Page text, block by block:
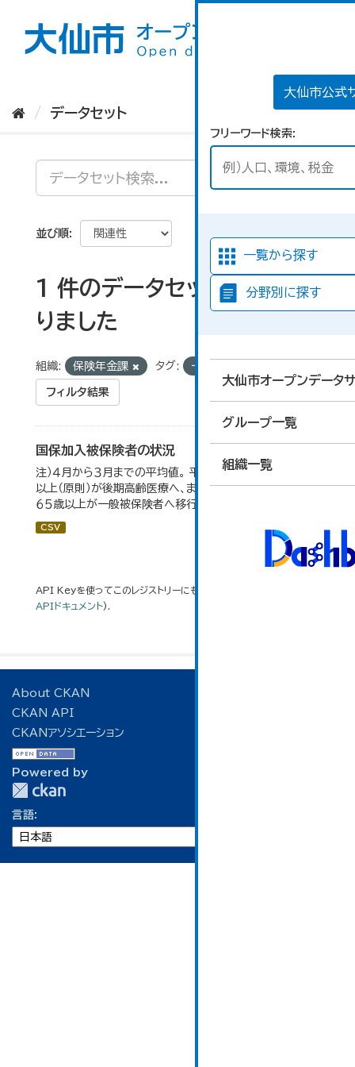
大仙市公式
フリーワード検索
一覧から探す
分野別に探す
大仙市オープンデータ
グループ一覧
組織一覧
データセット
並び順
1 件のデータセットが見つか
りました
組織: 保険年金課 タグ: 一般被保険者
フィルタ結果
国保加入被保険者の状況
注）４月から３月までの平均値。 平成２０年４月から、７５歳
以上（原則）が後期高齢医療へ、また、退職被保険者のうち
６５歳以上が一般被保険者へ移行。
CSV
API Keyを使ってこのレジストリーにもアクセス可能です
APIドキュメント).
About CKAN
CKAN API
CKANアソシエーション
Powered by
言語